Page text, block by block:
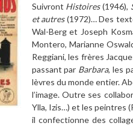
Suivront Histoires(1946),
et autres(1972)… Des
Wal-Berg et Joseph
Montero, Marianne
Reggiani, les frères
passant par Barbara, les
lèvres du monde entier.
l’image. Outre ses
Ylla, Izis…) et les peintres
il confectionne des